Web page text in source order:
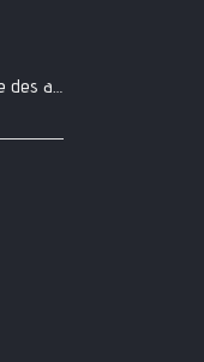
Journée nationale des aidants